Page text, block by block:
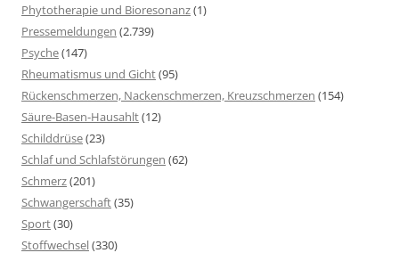
Phytotherapie und Bioresonanz(1)
Pressemeldungen (2.739)
Psyche(147)
Rheumatismus und Gicht(95)
Rückenschmerzen, Nackenschmerzen, Kreuzschmerzen (154)
Säure-Basen-Hausahlt(12)
Schilddrüse(23)
Schlaf und Schlafstörungen (62)
Schmerz(201)
Schwangerschaft(35)
Sport(30)
Stoffwechsel(330)